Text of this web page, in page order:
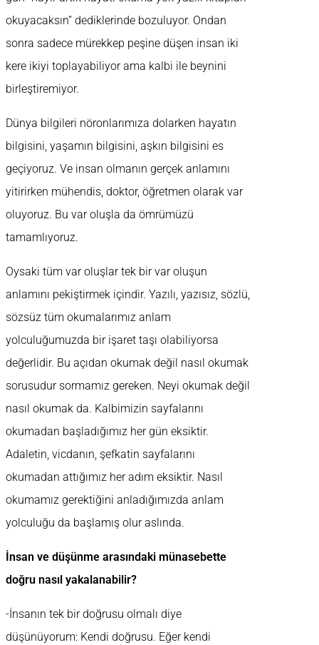
okuyacaksın” dediklerinde bozuluyor. Ondan
sonra sadece mürekkep peşine düşen insan iki
kere ikiyi toplayabiliyor ama kalbi ile beynini
birleştiremiyor.
Dünya bilgileri nöronlarımıza dolarken hayatın
bilgisini, yaşamın bilgisini, aşkın bilgisini es
geçiyoruz. Ve insan olmanın gerçek anlamını
yitirirken mühendis, doktor, öğretmen olarak var
oluyoruz. Bu var oluşla da ömrümüzü
tamamlıyoruz.
Oysaki tüm var oluşlar tek bir var oluşun
anlamını pekiştirmek içindir. Yazılı, yazısız, sözlü,
sözsüz tüm okumalarımız anlam
yolculuğumuzda bir işaret taşı olabiliyorsa
değerlidir. Bu açıdan okumak değil nasıl okumak
sorusudur sormamız gereken. Neyi okumak değil
nasıl okumak da. Kalbimizin sayfalarını
okumadan başladığımız her gün eksiktir.
Adaletin, vicdanın, şefkatin sayfalarını
okumadan attığımız her adım eksiktir. Nasıl
okumamız gerektiğini anladığımızda anlam
yolculuğu da başlamış olur aslında.
İnsan ve düşünme arasındaki münasebette
doğru nasıl yakalanabilir?
-İnsanın tek bir doğrusu olmalı diye
düşünüyorum: Kendi doğrusu. Eğer kendi